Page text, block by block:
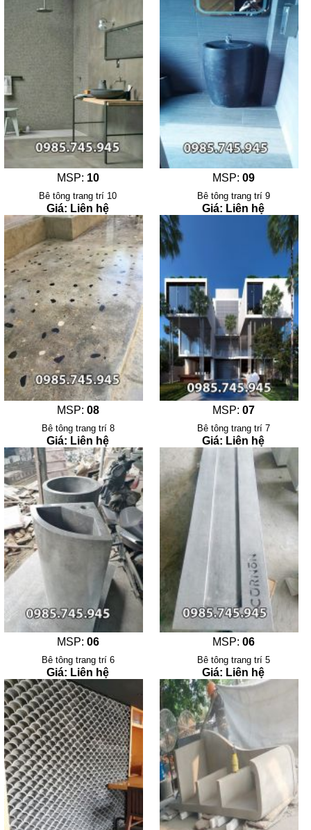
MSP: 10
Bê tông trang trí 10
Giá: Liên hệ
MSP: 09
Bê tông trang trí 9
Giá: Liên hệ
MSP: 08
Bê tông trang trí 8
Giá: Liên hệ
MSP: 07
Bê tông trang trí 7
Giá: Liên hệ
MSP: 06
Bê tông trang trí 6
Giá: Liên hệ
MSP: 06
Bê tông trang trí 5
Giá: Liên hệ